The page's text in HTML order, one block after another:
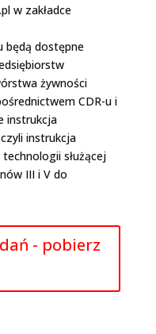
w zakładce
będą dostępne
żywności
CDR-u i
instrukcja
instrukcja
służącej
III i V do
- pobierz